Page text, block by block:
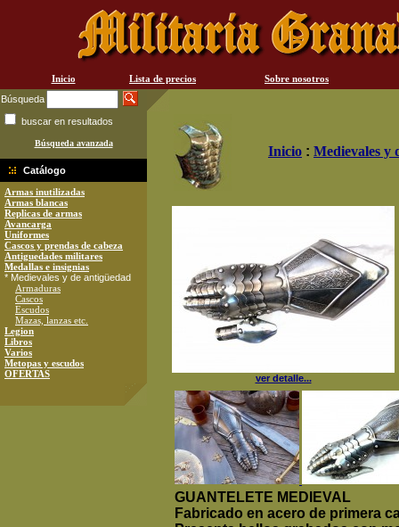
Inicio Lista de precios
Sobre nosotros
Búsqueda
buscar en resultados
Búsqueda avanzada
Catálogo
Armas inutilizadas
Armas blancas
Replicas de armas
Avancarga
Uniformes
Cascos y prendas de cabeza
Antiguedades militares
Medallas e insignias
* Medievales y de antigüedad
Armaduras
Cascos
Escudos
Mazas, lanzas etc.
Legion
Libros
Varios
Metopas y escudos
OFERTAS
Inicio : Medievales y
ver detalle...
GUANTELETE MEDIEVAL
Fabricado en acero de primera